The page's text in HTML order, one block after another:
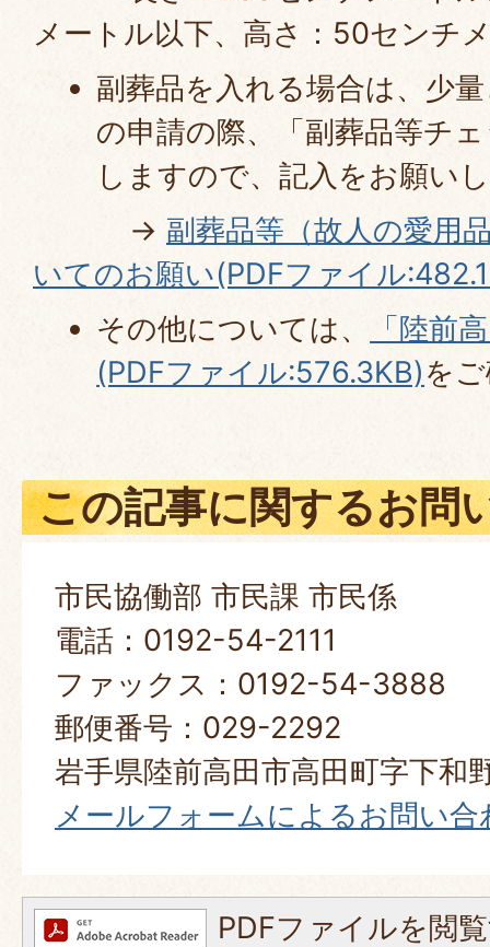
メートル以下、高さ：50センチ
副葬品を入れる場合は、少
の申請の際、「副葬品等チ
しますので、記入をお願い
→ 副葬品等（故人の愛用
いてのお願い(PDFファイル
その他については、
「陸前
(PDFファイル:576.3KB)を
この記事に関するお問
市民協働部 市民課 市民係
電話：0192-54-2111
ファックス：0192-54-3888
郵便番号：029-2292
岩手県陸前高田市高田町字下和
メールフォームによるお問い合
PDFファイルを閲